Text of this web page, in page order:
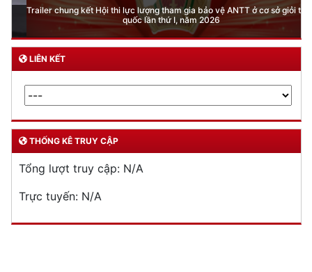
Trailer chung kết Hội thi lực lượng tham gia bảo vệ ANTT ở cơ sở giỏi toàn
quốc lần thứ I, năm 2026
LIÊN KẾT
THỐNG KÊ TRUY CẬP
Tổng lượt truy cập: N/A
Trực tuyến: N/A